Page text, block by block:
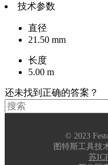
技术参数
直径
21.50 mm
长度
5.00 m
还未找到正确的答案？
© 2023
图特斯工具技
苏